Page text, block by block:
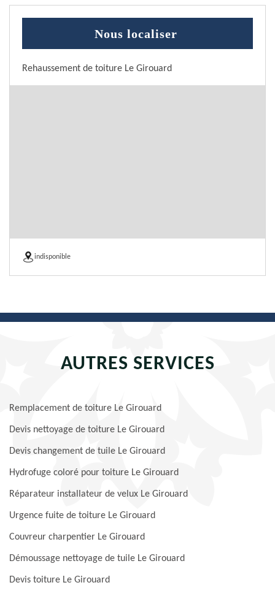
Nous localiser
Rehaussement de toiture Le Girouard
indisponible
AUTRES SERVICES
Remplacement de toiture Le Girouard
Devis nettoyage de toiture Le Girouard
Devis changement de tuile Le Girouard
Hydrofuge coloré pour toiture Le Girouard
Réparateur installateur de velux Le Girouard
Urgence fuite de toiture Le Girouard
Couvreur charpentier Le Girouard
Démoussage nettoyage de tuile Le Girouard
Devis toiture Le Girouard